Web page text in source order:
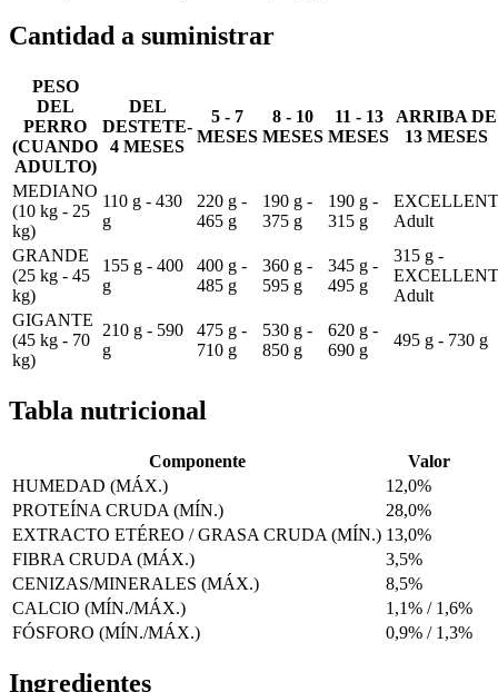
Cantidad a suministrar
PESO
DEL
PERRO
(CUANDO
ADULTO)
DEL
DESTETE-
4 MESES
5 - 7
MESES
8 - 10
MESES
11 - 13
MESES
ARRIBA DE
13 MESES
MEDIANO
(10 kg - 25
kg)
110 g - 430
g
220 g -
465 g
190 g -
375 g
190 g -
315 g
EXCELLENT
Adult
GRANDE
(25 kg - 45
kg)
155 g - 400
g
400 g -
485 g
360 g -
595 g
345 g -
495 g
315 g -
EXCELLENT
Adult
GIGANTE
(45 kg - 70
kg)
210 g - 590
g
475 g -
710 g
530 g -
850 g
620 g -
690 g
495 g - 730 g
Tabla nutricional
Componente
Valor
HUMEDAD (MÁX.)
12,0%
PROTEÍNA CRUDA (MÍN.)
28,0%
EXTRACTO ETÉREO / GRASA CRUDA (MÍN.) 13,0%
FIBRA CRUDA (MÁX.)
3,5%
CENIZAS/MINERALES (MÁX.)
8,5%
CALCIO (MÍN./MÁX.)
1,1% / 1,6%
FÓSFORO (MÍN./MÁX.)
0,9% / 1,3%
Ingredientes